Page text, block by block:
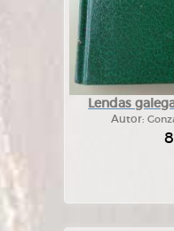
Lendas
Autor: